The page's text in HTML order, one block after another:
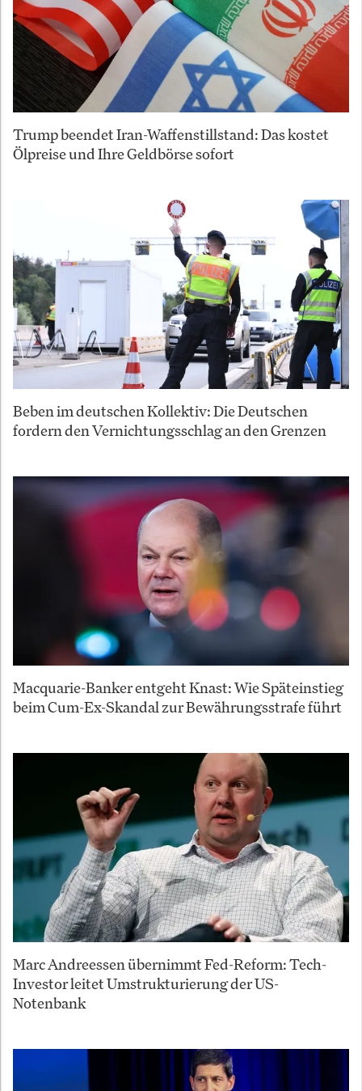
Trump beendet Iran-Waffenstillstand: Das kostet
Ölpreise und Ihre Geldbörse sofort
Beben im deutschen Kollektiv: Die Deutschen
fordern den Vernichtungsschlag an den Grenzen
Macquarie-Banker entgeht Knast: Wie Späteinstieg
beim Cum-Ex-Skandal zur Bewährungsstrafe führt
Marc Andreessen übernimmt Fed-Reform: Tech-
Investor leitet Umstrukturierung der US-
Notenbank